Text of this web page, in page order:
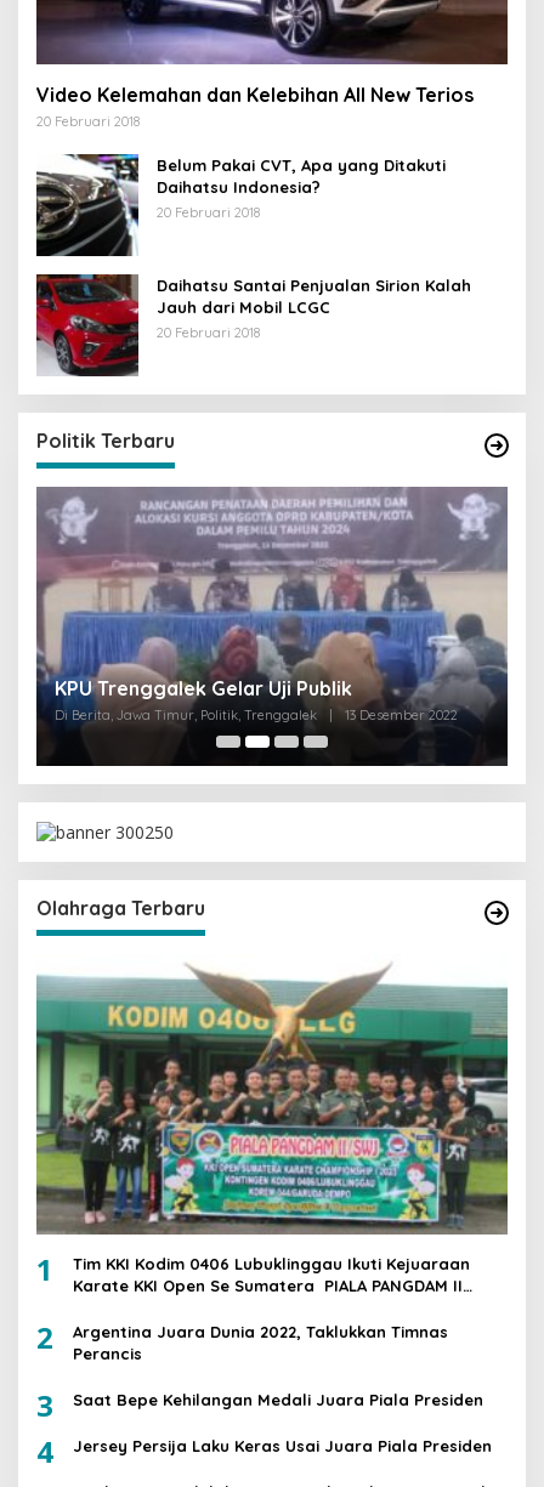
Video Kelemahan dan Kelebihan All New Terios
20 Februari 2018
Belum Pakai CVT, Apa yang Ditakuti
Daihatsu Indonesia?
20 Februari 2018
Daihatsu Santai Penjualan Sirion Kalah
Jauh dari Mobil LCGC
20 Februari 2018
Politik Terbaru
KPU Trenggalek Gelar Uji Publik
Di Berita, Jawa Timur, Politik, Trenggalek 13 Desember 2022
Olahraga Terbaru
1
Tim KKI Kodim 0406 Lubuklinggau Ikuti Kejuaraan
Karate KKI Open Se Sumatera PIALA PANGDAM II
2
Argentina Juara Dunia 2022, Taklukkan Timnas
Perancis
3 Saat Bepe Kehilangan Medali Juara Piala Presiden
4 Jersey Persija Laku Keras Usai Juara Piala Presiden